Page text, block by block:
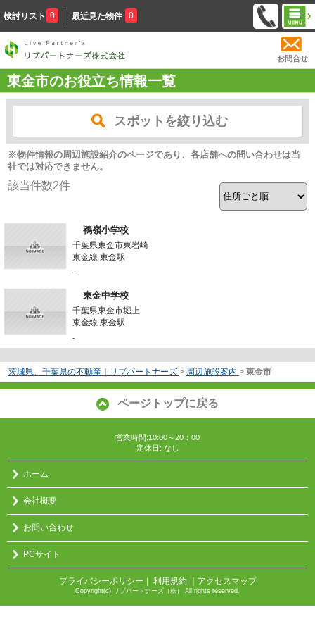
検討リスト 0 最近見た物件 0
お問合せ
東金市のお役立ち情報一覧
スポットを絞り込む
※物件情報の周辺施設紹介のページであり、各店舗への問い合わせは当
社では対応できません。
該当件数2件
鴇嶺小学校
千葉県東金市東岩崎
東金線 東金駅
-
東金中学校
千葉県東金市堀上
東金線 東金駅
-
茨城県、千葉県の不動産｜リブパートナーズ > 周辺施設案内 > 東金市
ページトップに戻る
営業時間:10:00～20：00
定休日: なし
ホーム
会社概要
お問い合わせ
PCサイト
プライバシーポリシー ｜ 利用規約 ｜アクセスマップ
Copyright(c) リブパートナーズ（株） All rights reserved.